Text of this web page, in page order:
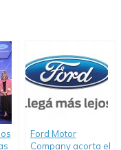
Ford Motor
Company acorta el